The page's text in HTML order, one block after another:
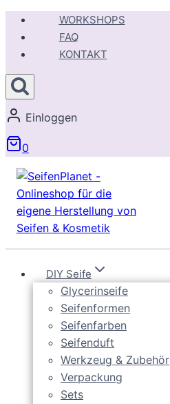
Zum
Inhalt
springen
WORKSHOPS
FAQ
KONTAKT
Einloggen
0
DIY Seife
Glycerinseife
Seifenformen
Seifenfarben
Seifenduft
Werkzeug & Zubehör
Verpackung
Sets